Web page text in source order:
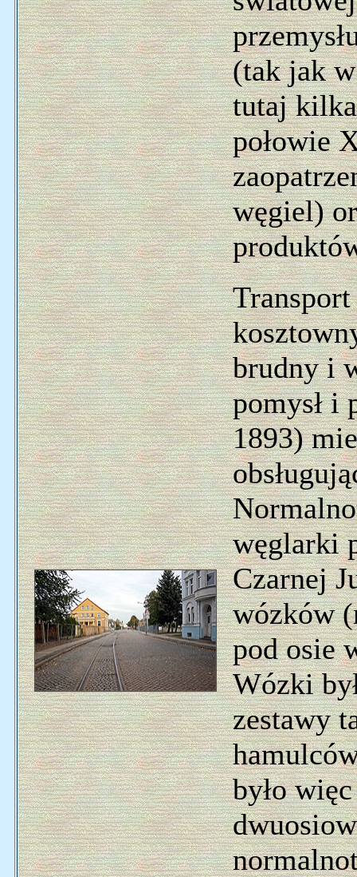
(tak jak
tutaj
połowie
węgiel)
brudny i
pomysł i
1893)
węglarki
Czarnej
wózków
pod osie
Wózki
zestawy
było